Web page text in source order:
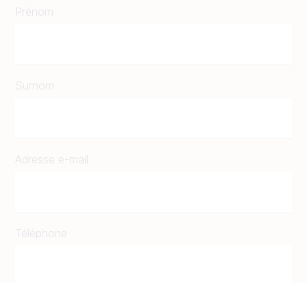
Prénom
Surnom
Adresse e-mail
Téléphone